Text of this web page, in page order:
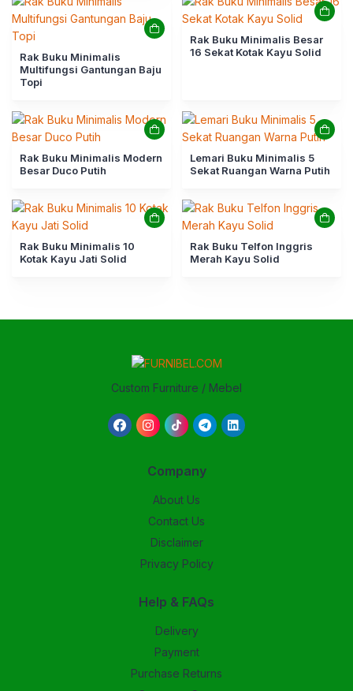
Rak Buku Minimalis
Multifungsi Gantungan Baju
Topi
Rak Buku Minimalis Besar
16 Sekat Kotak Kayu Solid
Rak Buku Minimalis Modern
Besar Duco Putih
Lemari Buku Minimalis 5
Sekat Ruangan Warna Putih
Rak Buku Minimalis 10
Kotak Kayu Jati Solid
Rak Buku Telfon Inggris
Merah Kayu Solid
Custom Furniture / Mebel
Company
About Us
Contact Us
Disclaimer
Privacy Policy
Help & FAQs
Delivery
Payment
Purchase Returns